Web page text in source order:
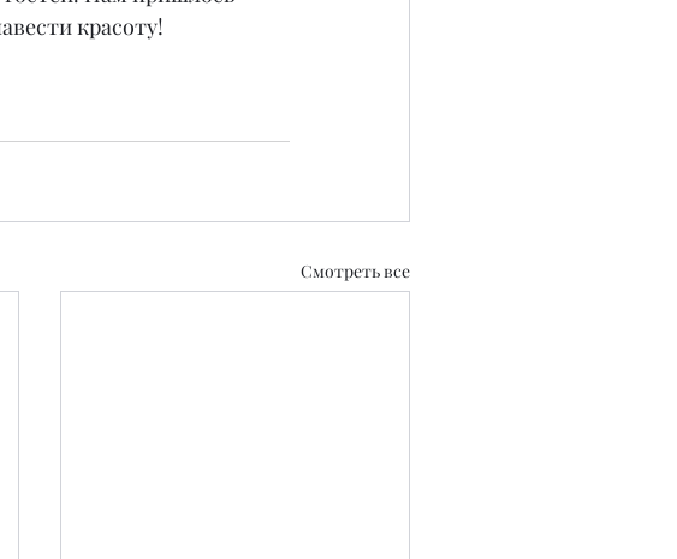
красоту!
Смотреть все